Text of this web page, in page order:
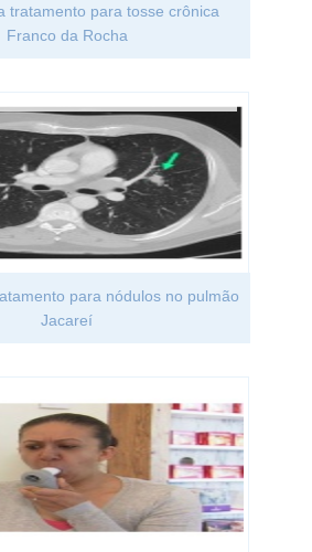
tratamento para tosse crônica
Franco da Rocha
para nódulos no pulmão
Jacareí